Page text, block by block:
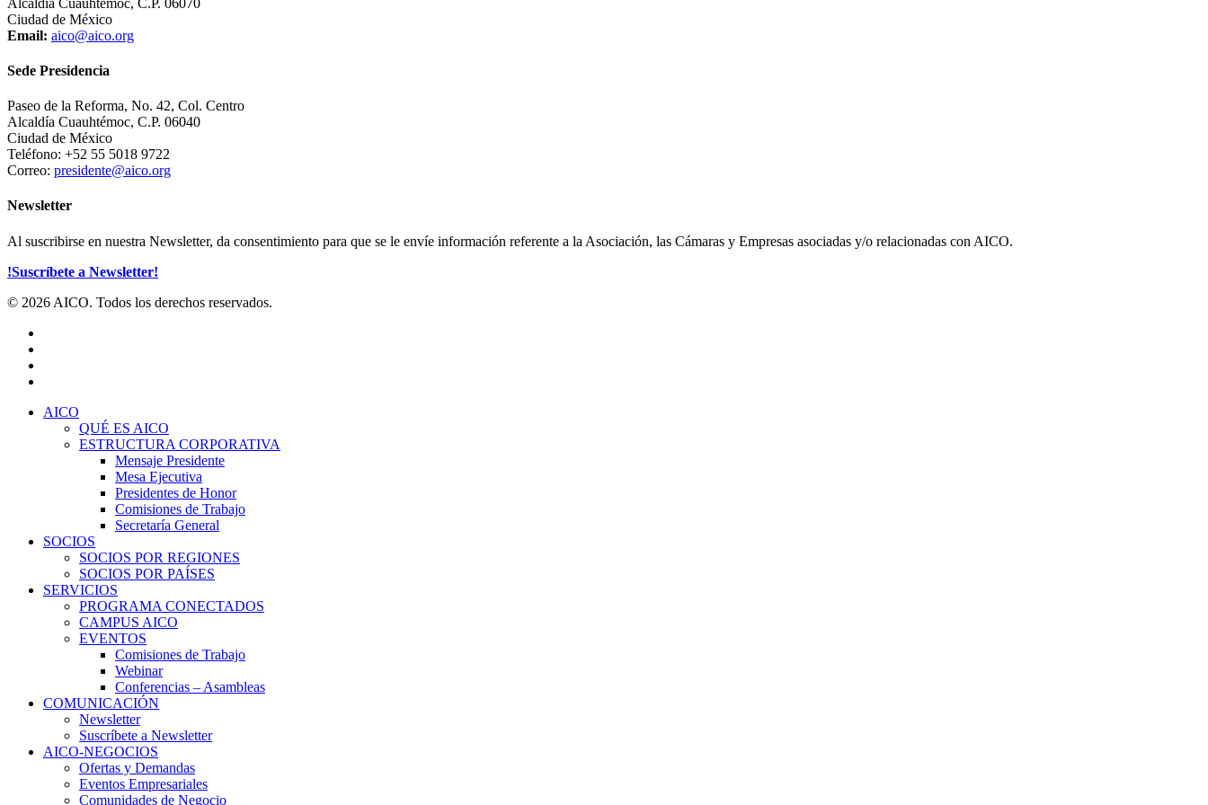
Ciudad de México
Email: aico@aico.org
Sede Presidencia
Paseo de la Reforma, No. 42, Col. Centro
Alcaldía Cuauhtémoc, C.P. 06040
Ciudad de México
Teléfono: +52 55 5018 9722
Correo: presidente@aico.org
Newsletter
Al suscribirse en nuestra Newsletter, da consentimiento para que se le envíe información referente a la Asociación, las Cámaras y Empresas asociadas y/o relacionadas con AICO.
!Suscríbete a Newsletter!
© 2026 AICO. Todos los derechos reservados.
Close
AICO
QUÉ ES AICO
ESTRUCTURA CORPORATIVA
Mensaje Presidente
Mesa Ejecutiva
Presidentes de Honor
Comisiones de Trabajo
Secretaría General
SOCIOS
SOCIOS POR REGIONES
SOCIOS POR PAÍSES
SERVICIOS
PROGRAMA CONECTADOS
CAMPUS AICO
EVENTOS
Comisiones de Trabajo
Webinar
Conferencias – Asambleas
COMUNICACIÓN
Newsletter
Suscríbete a Newsletter
AICO-NEGOCIOS
Ofertas y Demandas
Eventos Empresariales
Comunidades de Negocio